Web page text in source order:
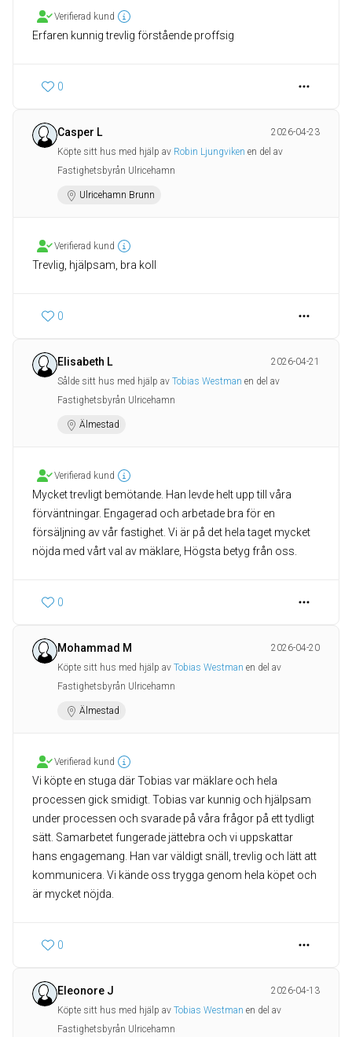
Verifierad kund
Erfaren kunnig trevlig förstående proffsig
0
Casper L
2026-04-23
Köpte sitt hus med hjälp av Robin Ljungviken en del av
Fastighetsbyrån Ulricehamn
Ulricehamn Brunn
Verifierad kund
Trevlig, hjälpsam, bra koll
0
Elisabeth L
2026-04-21
Sålde sitt hus med hjälp av Tobias Westman en del av
Fastighetsbyrån Ulricehamn
Älmestad
Verifierad kund
Mycket trevligt bemötande. Han levde helt upp till våra
förväntningar. Engagerad och arbetade bra för en
försäljning av vår fastighet. Vi är på det hela taget mycket
nöjda med vårt val av mäklare, Högsta betyg från oss.
0
Mohammad M
2026-04-20
Köpte sitt hus med hjälp av Tobias Westman en del av
Fastighetsbyrån Ulricehamn
Älmestad
Verifierad kund
Vi köpte en stuga där Tobias var mäklare och hela
processen gick smidigt. Tobias var kunnig och hjälpsam
under processen och svarade på våra frågor på ett tydligt
sätt. Samarbetet fungerade jättebra och vi uppskattar
hans engagemang. Han var väldigt snäll, trevlig och lätt att
kommunicera. Vi kände oss trygga genom hela köpet och
0
Eleonore J
2026-04-13
Köpte sitt hus med hjälp av Tobias Westman en del av
Fastighetsbyrån Ulricehamn